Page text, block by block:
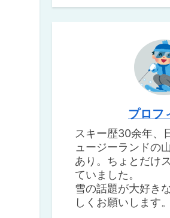
プロフ
スキー歴30余年、
ュージーランドの
あり。ちょとだけ
ていました。
雪の話題が大好き
しくお願いします。